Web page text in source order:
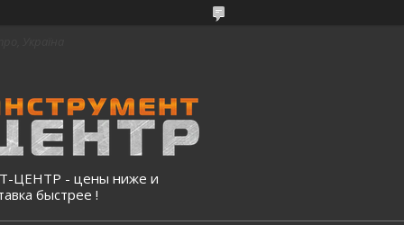
ЦЕНТР - цены ниже и
быстрее !